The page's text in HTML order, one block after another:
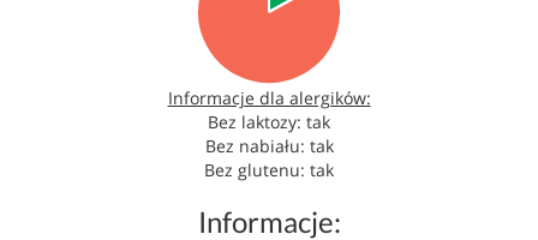
Informacje dla alergików:
Bez laktozy: tak
Bez nabiału: tak
Bez glutenu: tak
Informacje: